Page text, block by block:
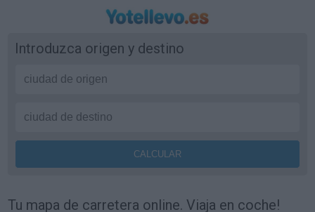
Introduzca origen y destino
Tu mapa de carretera online. Viaja en coche!